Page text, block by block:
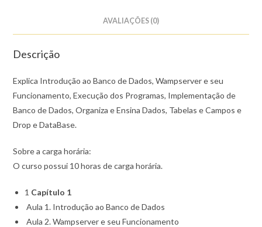
AVALIAÇÕES (0)
Descrição
Explica Introdução ao Banco de Dados, Wampserver e seu
Funcionamento, Execução dos Programas, Implementação de
Banco de Dados, Organiza e Ensina Dados, Tabelas e Campos e
Drop e DataBase.
Sobre a carga horária:
O curso possui 10 horas de carga horária.
1 Capítulo 1
Aula 1. Introdução ao Banco de Dados
Aula 2. Wampserver e seu Funcionamento